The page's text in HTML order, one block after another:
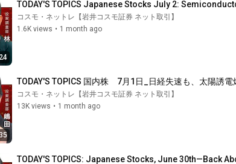
TODAY'S TOPICS Japanese Stocks July 2:
コスモ・ネットレ【岩井コスモ証券 ネット取引】
1.6K views • 1 month ago
TODAY'S TOPICS 国内株　7月1日_日経失速も、太陽誘電
コスモ・ネットレ【岩井コスモ証券 ネット取引】
13K views • 1 month ago
TODAY'S TOPICS: Japanese Stocks, June 30th—Back